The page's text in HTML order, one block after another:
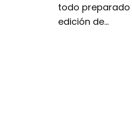
todo preparado
edición de…